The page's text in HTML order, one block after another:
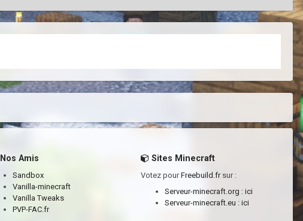
Nos Amis
Sandbox
Vanilla-minecraft
Vanilla Tweaks
PVP-FAC.fr
Sites Minecraft
Votez pourFreebuild.frsur :
Serveur-minecraft.org : ici
Serveur-minecraft.eu : ici